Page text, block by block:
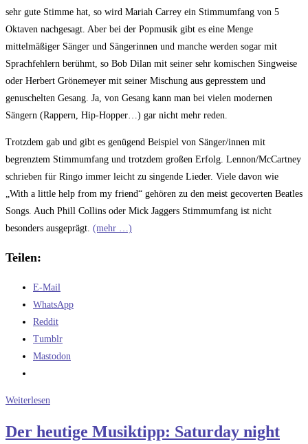
sehr gute Stimme hat, so wird Mariah Carrey ein Stimmumfang von 5
Oktaven nachgesagt. Aber bei der Popmusik gibt es eine Menge
mittelmäßiger Sänger und Sängerinnen und manche werden sogar mit
Sprachfehlern berühmt, so Bob Dilan mit seiner sehr komischen Singweise
oder Herbert Grönemeyer mit seiner Mischung aus gepresstem und
genuschelten Gesang. Ja, von Gesang kann man bei vielen modernen
Sängern (Rappern, Hip-Hopper…) gar nicht mehr reden.
Trotzdem gab und gibt es genügend Beispiel von Sänger/innen mit
begrenztem Stimmumfang und trotzdem großen Erfolg. Lennon/McCartney
schrieben für Ringo immer leicht zu singende Lieder. Viele davon wie
„With a little help from my friend“ gehören zu den meist gecoverten Beatles
Songs. Auch Phill Collins oder Mick Jaggers Stimmumfang ist nicht
besonders ausgeprägt. (mehr …)
Teilen:
E-Mail
WhatsApp
Reddit
Tumblr
Mastodon
Weiterlesen
muss
Der heutige Musiktipp: Saturday night